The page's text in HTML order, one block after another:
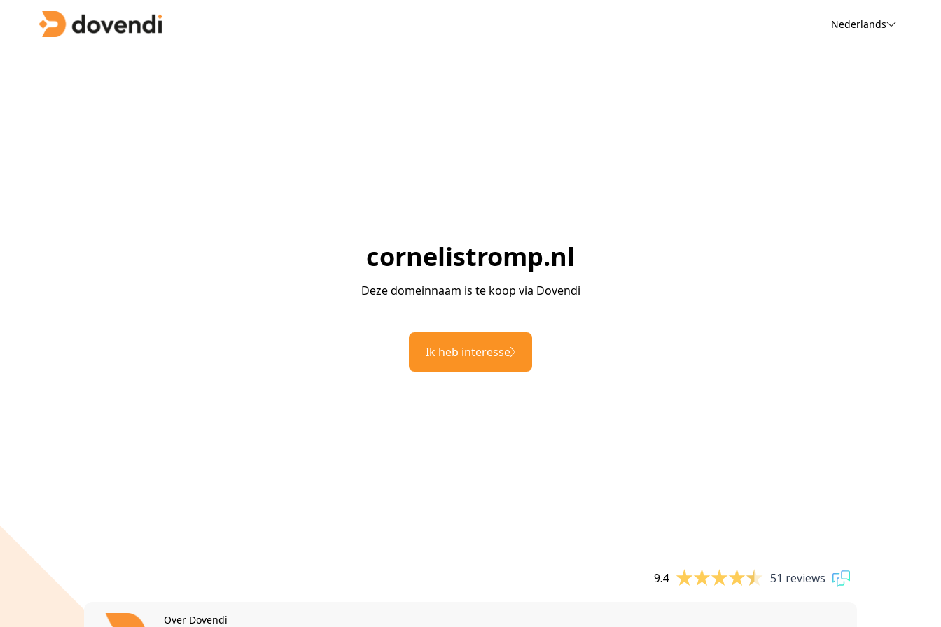
Nederlands
cornelistromp.nl
Deze domeinnaam is te koop via Dovendi
Ik heb interesse
9.4 51 reviews
Over Dovendi